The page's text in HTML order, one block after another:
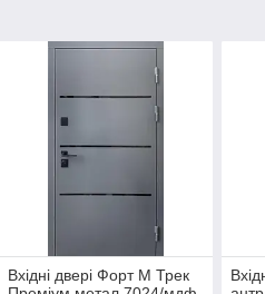
Вхідні двері Форт М Трек